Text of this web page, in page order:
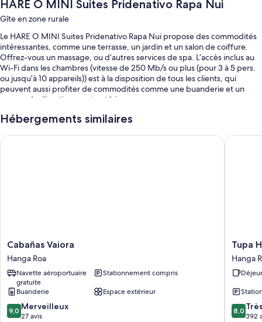
HARE O MINI Suites Pridenativo Rapa Nui
Gîte en zone rurale
Le HARE O MINI Suites Pridenativo Rapa Nui propose des commodités
intéressantes, comme une terrasse, un jardin et un salon de coiffure.
Offrez-vous un massage, ou d’autres services de spa. L’accès inclus au
Wi-Fi dans les chambres (vitesse de 250 Mb/s ou plus (pour 3 à 5 pers.
ou jusqu’à 10 appareils)) est à la disposition de tous les clients, qui
peuvent aussi profiter de commodités comme une buanderie et un
espace de divertissement extérieur.
Vous profiterez aussi d’autres avantages, dont :
Barbecue, info-excursions/billetterie et réserve naturelle
Des garde-robes ou placards, des patios et des mini-réfrigérateurs
Hébergements similaires
Cabañas
Vaiora
Hanga
Roa
Cabañas Vaiora
Hanga Roa
Navette aéroportuaire
gratuite
Stationnement compris
Buanderie
Espace extérieur
9.0
sur
9,0 Merveilleux
27 avis
Cabañas Vaiora
Tupa
Hotel
Hanga
Roa
Tupa
Hanga
8.0
sur
8,0
392
Tupa